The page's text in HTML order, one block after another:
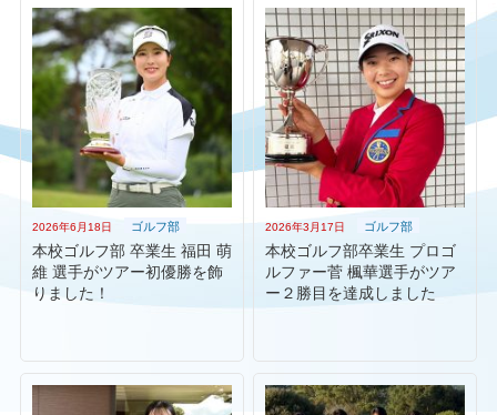
2026年6月18日 ゴルフ部
本校ゴルフ部 卒業生 福田 萌
維 選手がツアー初優勝を飾
りました！
2026年3月17日 ゴルフ部
本校ゴルフ部卒業生 プロゴ
ルファー菅 楓華選手がツア
ー２勝目を達成しました